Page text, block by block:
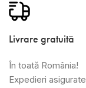
Livrare gratuită
În toată România!
Expedieri asigurate